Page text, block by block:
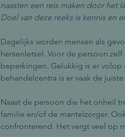
naasten een reis maken door het
Doel van deze reeks is kennis en
Dagelijks worden mensen als
hersenletsel. Voor de persoon
beperkingen. Gelukkig is er volop
behandelcentra is er vaak de
Naast de persoon die het onheil
familie en/of de mantelzorger.
confronterend. Het vergt veel op